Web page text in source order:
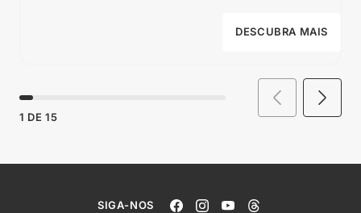
DESCUBRA MAIS
1 DE 15
SIGA-NOS